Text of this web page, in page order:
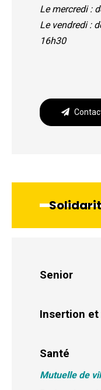
Le mercredi :
Le vendredi :
16h30
Senior
Insertion
Santé
Mutuelle de